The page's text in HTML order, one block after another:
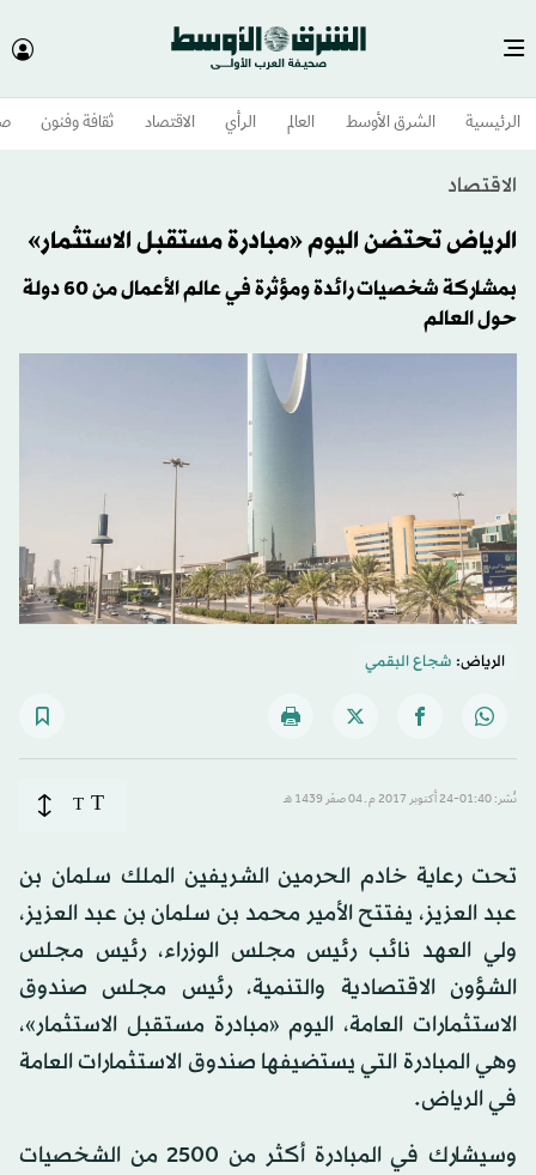
الرئيسية الشرق الأوسط​ العالم الرأي الاقتصاد ثقافة وفنون
الاقتصاد
الرياض تحتضن اليوم «مبادرة مستقبل الاستثمار»
بمشاركة شخصيات رائدة ومؤثرة في عالم الأعمال من 60 دولة
حول العالم
الرياض: شجاع البقمي
نُشر: 01:40-24 أكتوبر 2017 م ـ 04 صفَر 1439 هـ T
T
تحت رعاية خادم الحرمين الشريفين الملك سلمان بن
عبد العزيز، يفتتح الأمير محمد بن سلمان بن عبد العزيز،
ولي العهد نائب رئيس مجلس الوزراء، رئيس مجلس
الشؤون الاقتصادية والتنمية، رئيس مجلس صندوق
الاستثمارات العامة، اليوم «مبادرة مستقبل الاستثمار»،
وهي المبادرة التي يستضيفها صندوق الاستثمارات العامة
في الرياض.
وسيشارك في المبادرة أكثر من 2500 من الشخصيات